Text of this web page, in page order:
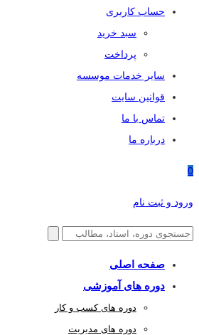
حساب کاربری
سبد خرید
پرداخت
سایر خدمات موسسه
قوانین سایت
تماس با ما
درباره ما
0
ورود و ثبت نام
صفحه اصلی
دوره های آموزشی
دوره های کسب و کار
دوره های مدیریت